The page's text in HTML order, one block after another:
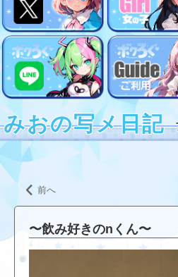
みおの写メ日記
前へ
〜飲み好きのnくん〜